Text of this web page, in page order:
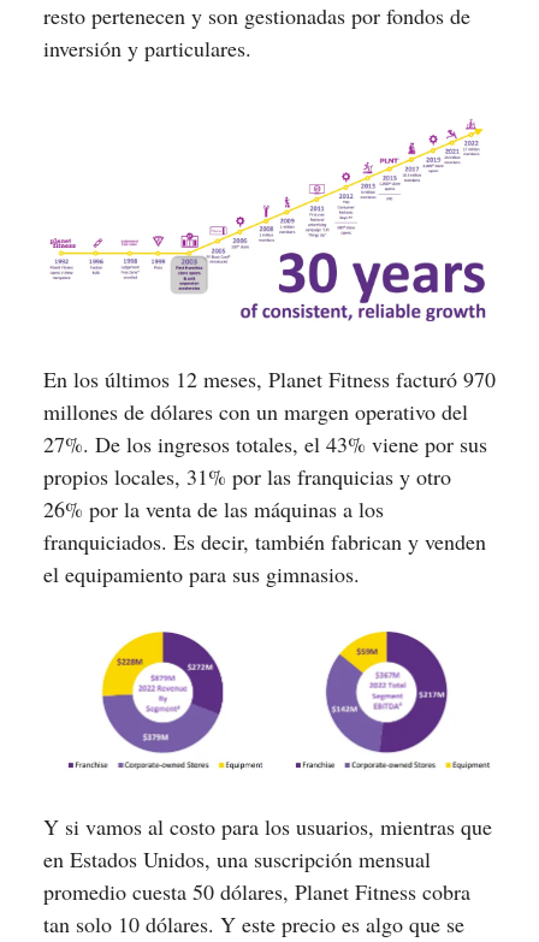
resto pertenecen y son gestionadas por fondos de
inversión y particulares.
En los últimos 12 meses, Planet Fitness facturó 970
millones de dólares con un margen operativo del
27%. De los ingresos totales, el 43% viene por sus
propios locales, 31% por las franquicias y otro
26% por la venta de las máquinas a los
franquiciados. Es decir, también fabrican y venden
el equipamiento para sus gimnasios.
Y si vamos al costo para los usuarios, mientras que
en Estados Unidos, una suscripción mensual
promedio cuesta 50 dólares, Planet Fitness cobra
tan solo 10 dólares. Y este precio es algo que se